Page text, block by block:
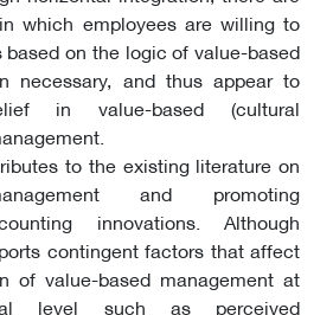
which employees are willing to
on the logic of value-based
necessary, and thus appear to
in value-based (cultural
to the existing literature on
and promoting
innovations. Although
contingent factors that affect
of value-based management at
level such as perceived